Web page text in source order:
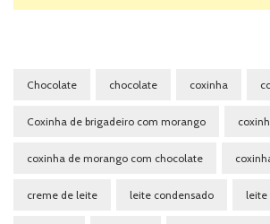
Chocolate chocolate coxinha
Coxinha de brigadeiro com morango
coxinha de morango com chocolate
creme de leite leite condensado leite